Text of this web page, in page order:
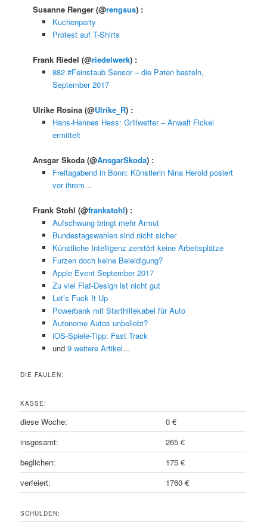
Susanne Renger(@rengsus) :
Kuchenparty
Protest auf T-Shirts
Frank Riedel(@riedelwerk) :
882 #Feinstaub Sensor – die Paten basteln,
September 2017
Ulrike Rosina(@Ulrike_R) :
Hans-Hennes Hess: Grillwetter – Anwalt Fickel
ermittelt
Ansgar Skoda(@AnsgarSkoda) :
Freitagabend in Bonn: Künstlerin Nina Herold posiert
vor ihrem…
Frank Stohl(@frankstohl) :
Aufschwung bringt mehr Armut
Bundestagswahlen sind nicht sicher
Künstliche Intelligenz zerstört keine Arbeitsplätze
Furzen doch keine Beleidigung?
Apple Event September 2017
Zu viel Flat-Design ist nicht gut
Let’s Fuck It Up
Powerbank mit Starthilfekabel für Auto
Autonome Autos unbeliebt?
iOS-Spiele-Tipp: Fast Track
und 9 weitere Artikel…
DIE FAULEN:
KASSE:
diese Woche:
0 €
insgesamt:
265 €
beglichen:
175 €
verfeiert:
1760 €
SCHULDEN: